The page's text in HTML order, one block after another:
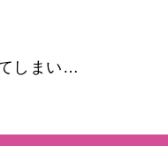
しまい…